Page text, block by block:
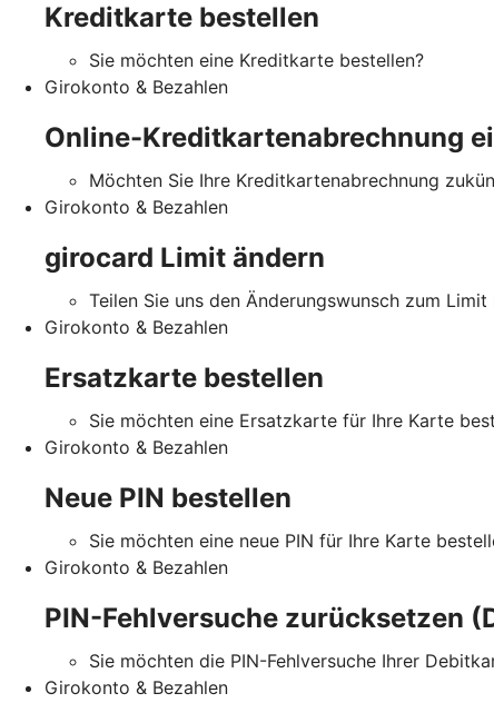
Kreditkarte bestellen
Sie möchten eine Kreditkarte bestellen?
Girokonto & Bezahlen
Online-Kreditkartenabrechnung
Möchten Sie Ihre Kreditkartenabrechnung
Girokonto & Bezahlen
girocard Limit ändern
Teilen Sie uns den Änderungswunsch zum
Girokonto & Bezahlen
Ersatzkarte bestellen
Sie möchten eine Ersatzkarte für Ihre Karte
Girokonto & Bezahlen
Neue PIN bestellen
Sie möchten eine neue PIN für Ihre Karte
Girokonto & Bezahlen
PIN-Fehlversuche zurücksetzen
Sie möchten die PIN-Fehlversuche Ihrer
Girokonto & Bezahlen